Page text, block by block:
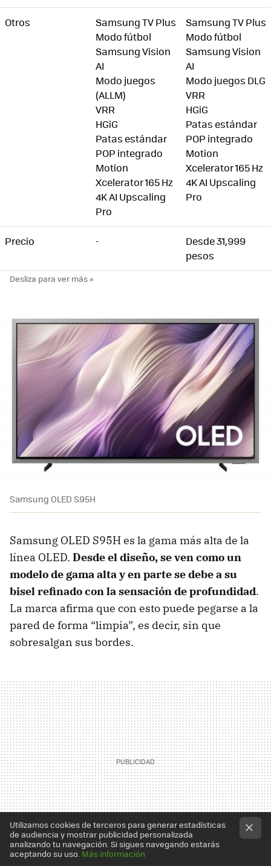
Otros
Samsung TV Plus
Modo fútbol
Samsung Vision
AI
Modo juegos
(ALLM)
VRR
HGiG
Patas estándar
POP integrado
Motion
Xcelerator 165 Hz
4K AI Upscaling
Pro
Samsung TV Plus
Modo fútbol
Samsung Vision
AI
Modo juegos DLG
VRR
HGiG
Patas estándar
POP integrado
Motion
Xcelerator 165 Hz
4K AI Upscaling
Pro
Precio -
Desde 31,999
pesos
Samsung OLED S95H
Samsung OLED S95H es la gama más alta de la
línea OLED. Desde el diseño, se ven como un
modelo de gama alta y en parte se debe a su
bisel refinado con la sensación de profundidad.
La marca afirma que con esto puede pegarse a la
pared de forma “limpia”, es decir, sin que
sobresalgan sus bordes.
Utilizamos cookies de terceros para generar estadísticas
de audiencia y mostrar publicidad personalizada
analizando tu navegación. Si sigues navegando estarás
aceptando su uso. Más información